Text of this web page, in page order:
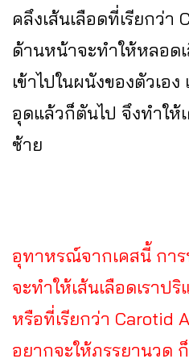
คลึงเส้นเลือดที่เรียกว่า
ด้านหน้าจะทำให้หลอดเ
เข้าไปในผนังของตัวเอ
อุดแล้วก็ตันไป จึงทำให้
ซ้าย
อุทาหรณ์จากเคสนี้ กา
จะทำให้เส้นเลือดเราป
หรือที่เรียกว่า Carotid
อยากจะให้ภรรยานวด